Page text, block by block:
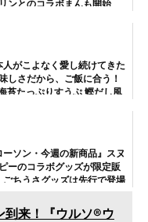
リンとのコラボまんも開始
人がこよなく愛し続けてきた
しさだから、ご飯に合う！
海苔たっぷりすうぷ 鰹だし風
ーソン・今週の新商品』スヌ
ーのコラボグッズが限定販
ちうさグッズは先行で登場
到来！『ウルソ®ウ